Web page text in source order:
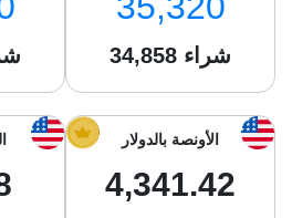
سعر الذهب عيار 24
سعر جنيه الذهب
سبائك الذهب
بي تي سي
سام
سليمة جولد
أسعار الفضة اليوم
سبائك الفضة
بي تي سي
جونير
نجم الدين
من نحن
34,858 شراء
الأونصة بالدولار
4,341.42